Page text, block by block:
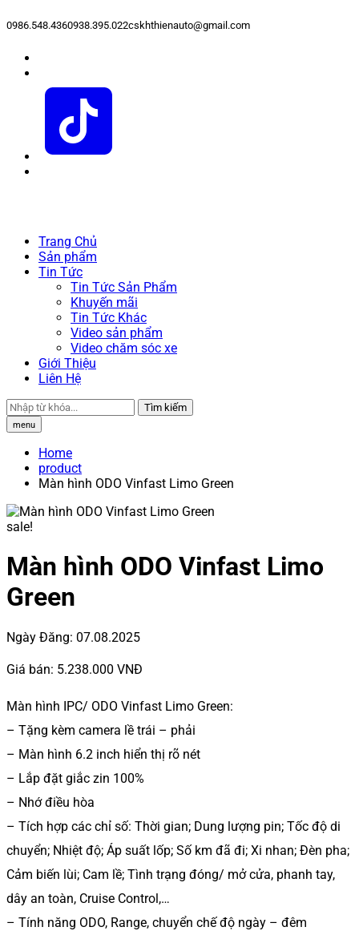
0986.548.4360938.395.022cskhthienauto@gmail.com
Trang Chủ
Sản phẩm
Tin Tức
Tin Tức Sản Phẩm
Khuyến mãi
Tin Tức Khác
Video sản phẩm
Video chăm sóc xe
Giới Thiệu
Liên Hệ
Tìm kiếm
menu
Home
product
Màn hình ODO Vinfast Limo Green
sale!
Màn hình ODO Vinfast Limo
Green
Ngày Đăng: 07.08.2025
Giá bán: 5.238.000 VNĐ
Màn hình IPC/ ODO Vinfast Limo Green:
– Tặng kèm camera lề trái – phải
– Màn hình 6.2 inch hiển thị rõ nét
– Lắp đặt giắc zin 100%
– Nhớ điều hòa
– Tích hợp các chỉ số: Thời gian; Dung lượng pin; Tốc độ di
chuyển; Nhiệt độ; Áp suất lốp; Số km đã đi; Xi nhan; Đèn pha;
Cảm biến lùi; Cam lề; Tình trạng đóng/ mở cửa, phanh tay,
dây an toàn, Cruise Control,…
– Tính năng ODO, Range, chuyển chế độ ngày – đêm